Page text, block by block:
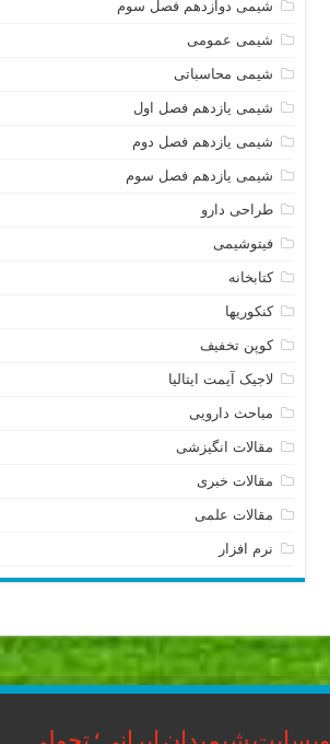
شیمی دوازدهم فصل سوم
شیمی عمومی
شیمی محاسباتی
شیمی یازدهم فصل اول
شیمی یازدهم فصل دوم
شیمی یازدهم فصل سوم
طراحی دارو
فیتوشیمی
کتابخانه
کنکوریها
کوپن تخفیف
لاجیک آیمت ایتالیا
مباحث دارویی
مقالات انگیزشی
مقالات خبری
مقالات علمی
نرم افزار